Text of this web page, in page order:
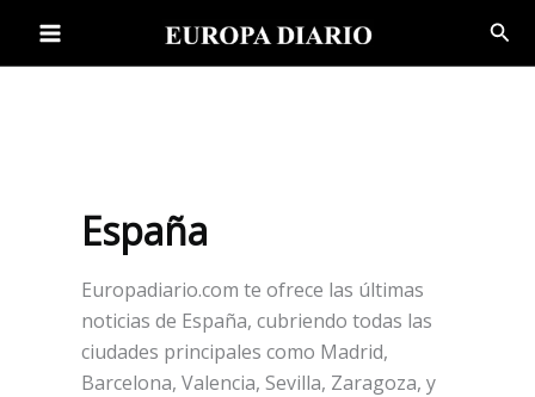
España
Europadiario.com te ofrece las últimas
noticias de España, cubriendo todas las
ciudades principales como Madrid,
Barcelona, Valencia, Sevilla, Zaragoza, y